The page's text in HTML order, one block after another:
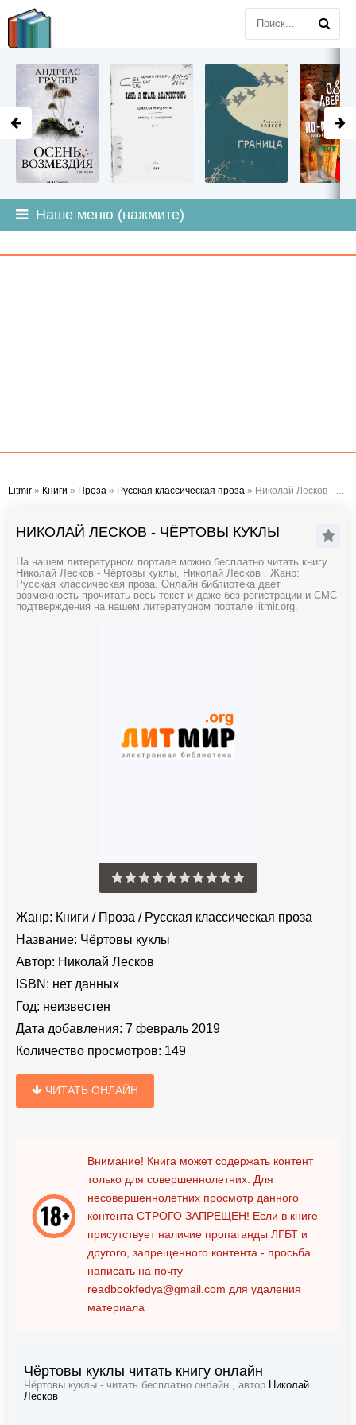
Наше меню (нажмите)
Litmir » Книги » Проза » Русская классическая проза » Николай Лесков - Чёртовы куклы
НИКОЛАЙ ЛЕСКОВ - ЧЁРТОВЫ КУКЛЫ
На нашем литературном портале можно бесплатно читать книгу
Николай Лесков - Чёртовы куклы, Николай Лесков . Жанр:
Русская классическая проза. Онлайн библиотека дает
возможность прочитать весь текст и даже без регистрации и СМС
подтверждения на нашем литературном портале litmir.org.
Жанр: Книги / Проза / Русская классическая проза
Название: Чёртовы куклы
Автор: Николай Лесков
ISBN: нет данных
Год: неизвестен
Дата добавления: 7 февраль 2019
Количество просмотров: 149
ЧИТАТЬ ОНЛАЙН
Внимание! Книга может содержать контент
только для совершеннолетних. Для
несовершеннолетних просмотр данного
контента СТРОГО ЗАПРЕЩЕН! Если в книге
присутствует наличие пропаганды ЛГБТ и
другого, запрещенного контента - просьба
написать на почту
readbookfedya@gmail.com для удаления
материала
Чёртовы куклы читать книгу онлайн
Чёртовы куклы - читать бесплатно онлайн , автор Николай
Лесков
LITMIR.ORG